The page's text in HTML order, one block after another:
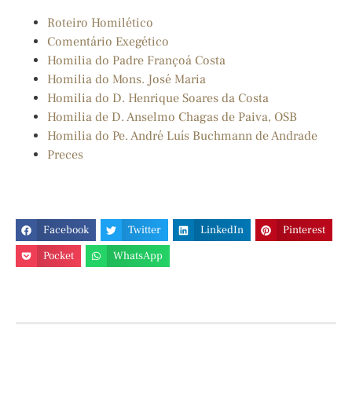
Roteiro Homilético
Comentário Exegético
Homilia do Padre Françoá Costa
Homilia do Mons. José Maria
Homilia do D. Henrique Soares da Costa
Homilia de D. Anselmo Chagas de Paiva, OSB
Homilia do Pe. André Luís Buchmann de Andrade
Preces
Facebook Twitter LinkedIn
Pinterest
Pocket
WhatsApp